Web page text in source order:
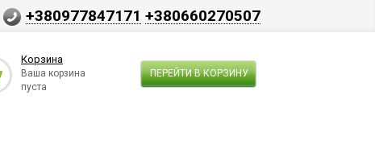
+380977847171 +380660270507
Корзина
Ваша корзина
пуста
ПЕРЕЙТИ В КОРЗИНУ